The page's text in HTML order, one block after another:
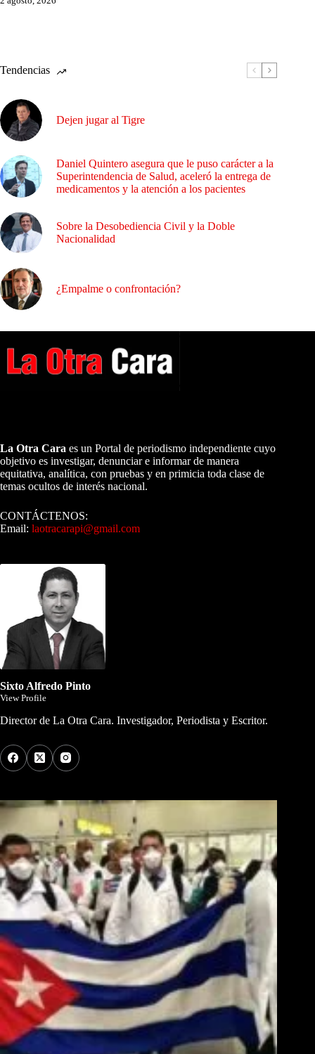
Tendencias
Dejen jugar al Tigre
Daniel Quintero asegura que le puso carácter a la
Superintendencia de Salud, aceleró la entrega de
medicamentos y la atención a los pacientes
Sobre la Desobediencia Civil y la Doble
Nacionalidad
¿Empalme o confrontación?
La Otra Cara es un Portal de periodismo independiente cuyo
objetivo es investigar, denunciar e informar de manera
equitativa, analítica, con pruebas y en primicia toda clase de
temas ocultos de interés nacional.
CONTÁCTENOS:
Email: laotracarapi@gmail.com
Sixto Alfredo Pinto
View Profile
Director de La Otra Cara. Investigador, Periodista y Escritor.